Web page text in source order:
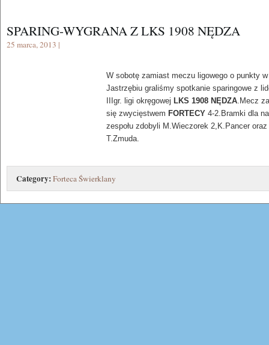
SPARING-WYGRANA Z LKS 1908 NĘDZA
25 marca, 2013 |
W sobotę zamiast meczu ligowego o punkty w
Jastrzębiu graliśmy spotkanie sparingowe z
IIIgr. ligi okręgowej LKS 1908 NĘDZA.Mecz
się zwycięstwem FORTECY 4-2.Bramki dla
zespołu zdobyli M.Wieczorek 2,K.Pancer oraz
T.Zmuda.
Category:Forteca Świerklany